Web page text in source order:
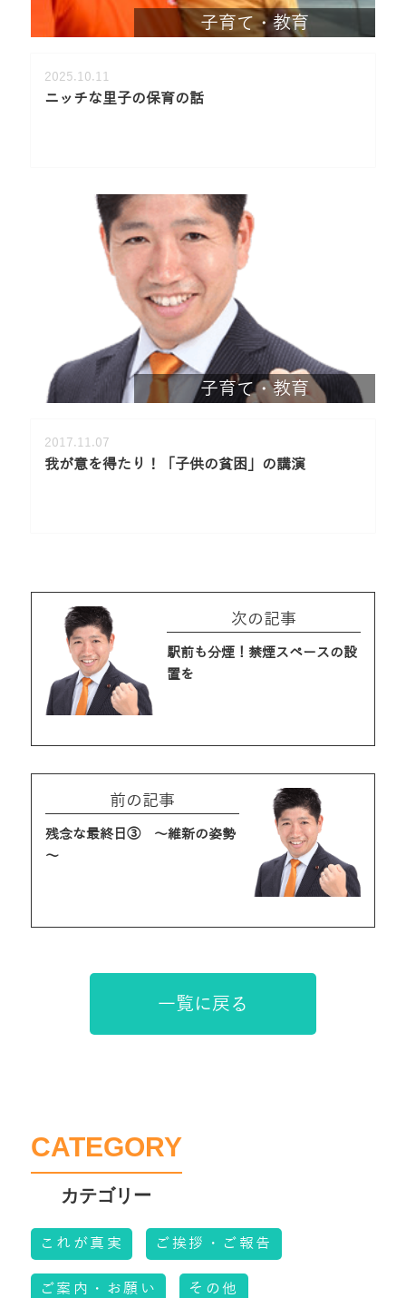
子育て・教育
2025.10.11
ニッチな里子の保育の話
子育て・教育
2017.11.07
我が意を得たり！「子供の貧困」の講演
次の記事
駅前も分煙！禁煙スペースの設
置を
前の記事
残念な最終日③ ～維新の姿勢
～
一覧に戻る
CATEGORY
これが真実 ご挨拶・ご報告
ご案内・お願い その他